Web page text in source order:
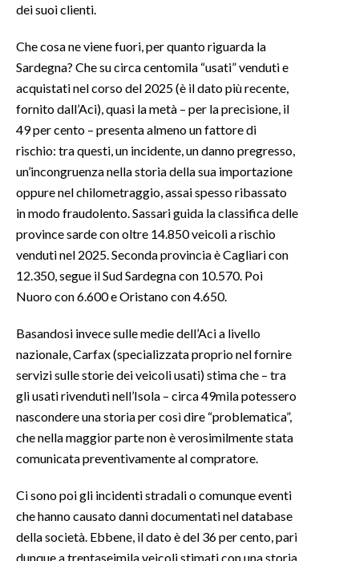
dei suoi clienti.
Che cosa ne viene fuori, per quanto riguarda la
Sardegna? Che su circa centomila “usati” venduti e
acquistati nel corso del 2025 (è il dato più recente,
fornito dall’Aci), quasi la metà – per la precisione, il
49 per cento – presenta almeno un fattore di
rischio: tra questi, un incidente, un danno pregresso,
un’incongruenza nella storia della sua importazione
oppure nel chilometraggio, assai spesso ribassato
in modo fraudolento. Sassari guida la classifica delle
province sarde con oltre 14.850 veicoli a rischio
venduti nel 2025. Seconda provincia è Cagliari con
12.350, segue il Sud Sardegna con 10.570. Poi
Nuoro con 6.600 e Oristano con 4.650.
Basandosi invece sulle medie dell’Aci a livello
nazionale, Carfax (specializzata proprio nel fornire
servizi sulle storie dei veicoli usati) stima che – tra
gli usati rivenduti nell’Isola – circa 49mila potessero
nascondere una storia per così dire “problematica”,
che nella maggior parte non è verosimilmente stata
comunicata preventivamente al compratore.
Ci sono poi gli incidenti stradali o comunque eventi
che hanno causato danni documentati nel database
della società. Ebbene, il dato è del 36 per cento, pari
dunque a trentaseimila veicoli stimati con una storia